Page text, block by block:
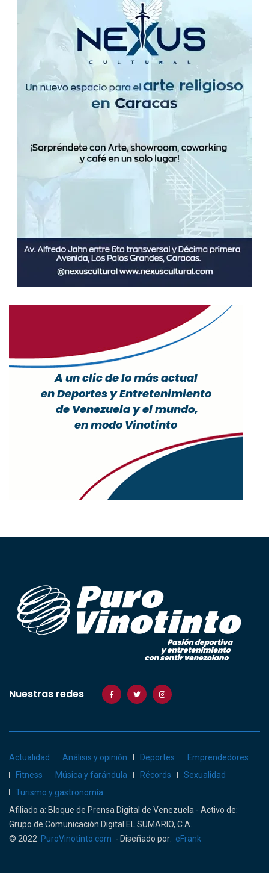
Nuestras redes
Actualidad Análisis y opinión Deportes
Emprendedores
Fitness
Música y farándula Récords
Sexualidad
Turismo y gastronomía
Afiliado a: Bloque de Prensa Digital de Venezuela - Activo de:
Grupo de Comunicación Digital EL SUMARIO, C.A.
© 2022 PuroVinotinto.com - Diseñado por: eFrank